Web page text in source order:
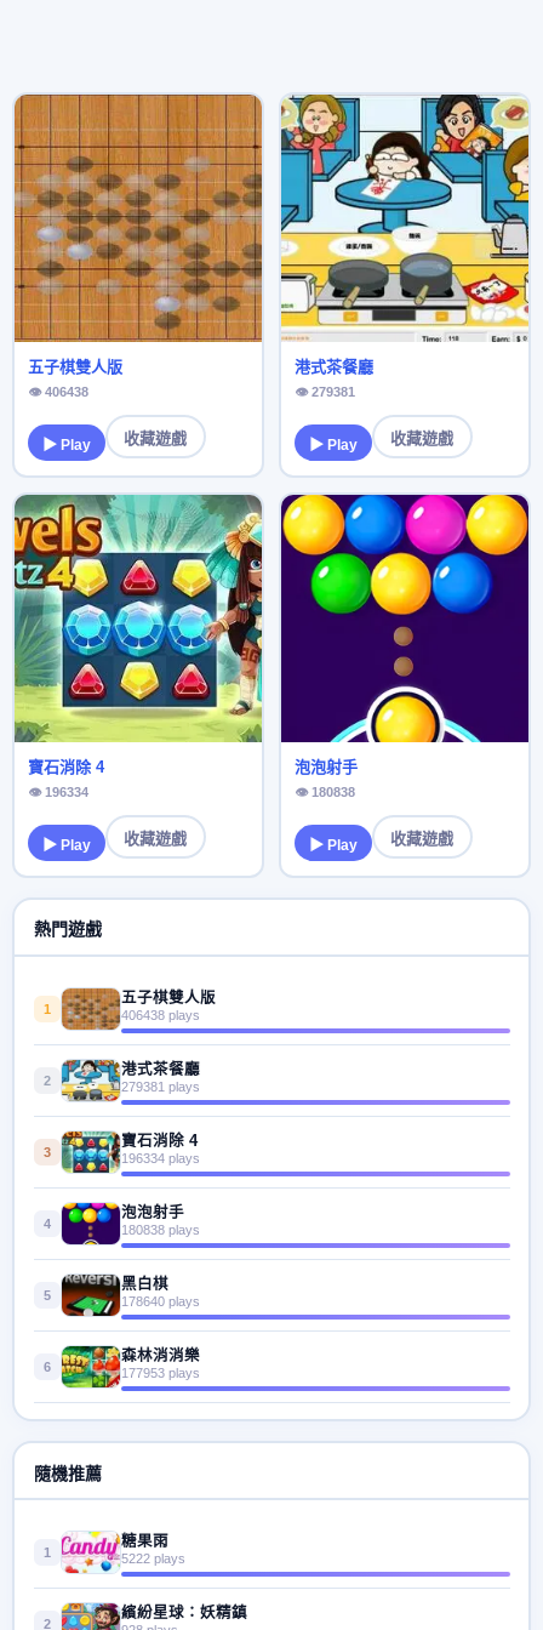
五子棋雙人版
👁 406438
▶ Play 收藏遊戲
港式茶餐廳
👁 279381
▶ Play 收藏遊戲
寶石消除 4
👁 196334
▶ Play 收藏遊戲
泡泡射手
👁 180838
▶ Play 收藏遊戲
熱門遊戲
1
五子棋雙人版
406438 plays
2
港式茶餐廳
279381 plays
3
寶石消除 4
196334 plays
4
泡泡射手
180838 plays
5
黑白棋
178640 plays
6
森林消消樂
177953 plays
隨機推薦
1
糖果雨
5222 plays
2
繽紛星球：妖精鎮